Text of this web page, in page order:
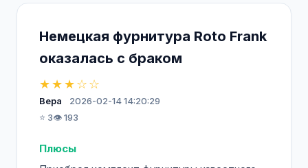
Немецкая фурнитура Roto Frank
оказалась с браком
★★★☆☆
Вера
2026-02-14 14:20:29
⭐ 3👁️ 193
Плюсы